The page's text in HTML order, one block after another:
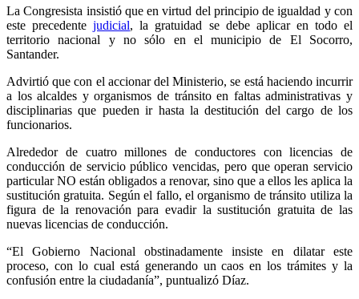
La Congresista insistió que en virtud del principio de igualdad y con
este precedentejudicial, la gratuidad se debe aplicar en todo el
territorio nacional y no sólo en el municipio de El Socorro,
Santander.
Advirtió que con el accionar del Ministerio, se está haciendo incurrir
a los alcaldes y organismos de tránsito en faltas administrativas y
disciplinarias que pueden ir hasta la destitución del cargo de los
funcionarios.
Alrededor de cuatro millones de conductores con licencias de
conducción de servicio público vencidas, pero que operan servicio
particular NO están obligados a renovar, sino que a ellos les aplica la
sustitución gratuita. Según el fallo, el organismo de tránsito utiliza la
figura de la renovación para evadir la sustitución gratuita de las
nuevas licencias de conducción.
“El Gobierno Nacional obstinadamente insiste en dilatar este
proceso, con lo cual está generando un caos en los trámites y la
confusión entre la ciudadanía”, puntualizó Díaz.